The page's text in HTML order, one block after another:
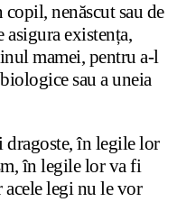
nenăscut sau de
asigura existența,
mamei, pentru a-l
sau a uneia
în legile lor
în legile lor va fi
legi nu le vor